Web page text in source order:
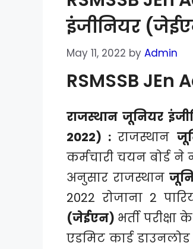
इंजीनियर
May 11, 2022 by Admin
RSMSSB JEn
राजस्थान जूनियर
2022) :राजस्थान
कर्मचारी चयन बोर्ड ने
अनुसार राजस्थान
2022 रोजाना 2
(जेईएन) भर्ती
एडमिट कार्ड